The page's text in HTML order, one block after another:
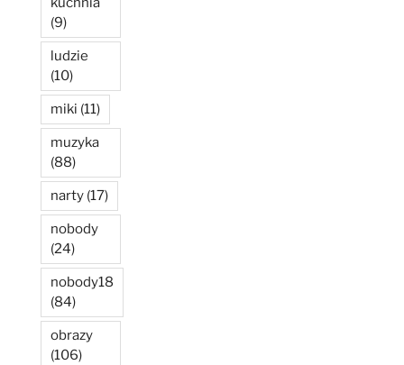
(9)
ludzie
(10)
miki (11)
muzyka
(88)
narty (17)
nobody
(24)
nobody18
(84)
obrazy
(106)